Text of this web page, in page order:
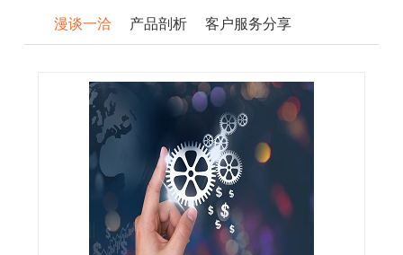
漫谈一洽 产品剖析 客户服务分享